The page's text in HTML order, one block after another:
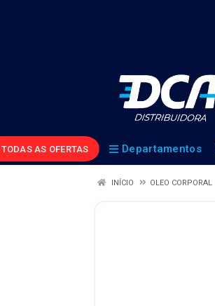
TODAS AS OFERTAS Departamentos
INÍCIO OLEO CORPORAL